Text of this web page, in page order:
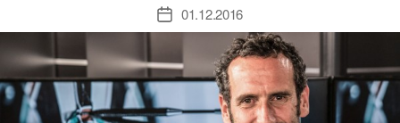
Veröffentlichungsdatum
01.12.2016